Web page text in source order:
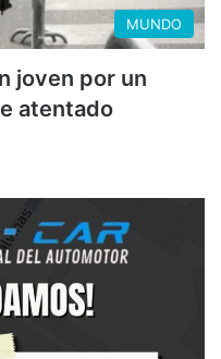
MUNDO
joven por un
atentado